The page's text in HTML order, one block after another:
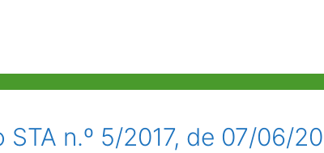
n.º 5/2017, de 07/06/